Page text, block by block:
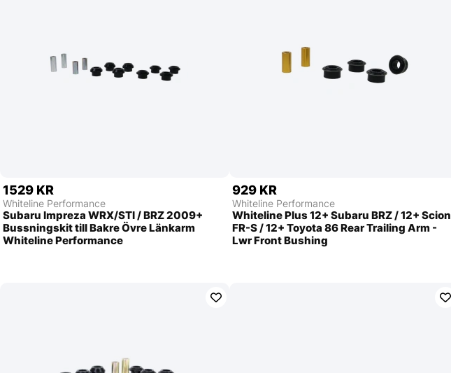
1529 KR
Whiteline Performance
Subaru Impreza WRX/STI / BRZ 2009+
Bussningskit till Bakre Övre Länkarm
Whiteline Performance
929 KR
Whiteline Performance
Whiteline Plus 12+ Subaru BRZ / 12+ Scion
FR-S / 12+ Toyota 86 Rear Trailing Arm -
Lwr Front Bushing